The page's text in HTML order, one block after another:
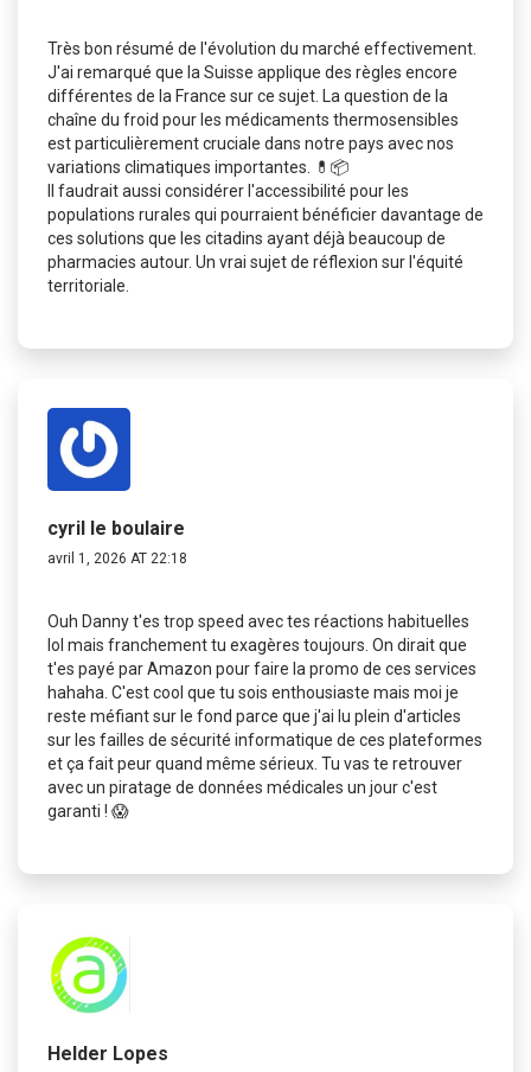
Très bon résumé de l'évolution du marché effectivement.
J'ai remarqué que la Suisse applique des règles encore
différentes de la France sur ce sujet. La question de la
chaîne du froid pour les médicaments thermosensibles
est particulièrement cruciale dans notre pays avec nos
variations climatiques importantes. 💊📦
Il faudrait aussi considérer l'accessibilité pour les
populations rurales qui pourraient bénéficier davantage de
ces solutions que les citadins ayant déjà beaucoup de
pharmacies autour. Un vrai sujet de réflexion sur l'équité
territoriale.
cyril le boulaire
avril 1, 2026 AT 22:18
Ouh Danny t'es trop speed avec tes réactions habituelles
lol mais franchement tu exagères toujours. On dirait que
t'es payé par Amazon pour faire la promo de ces services
hahaha. C'est cool que tu sois enthousiaste mais moi je
reste méfiant sur le fond parce que j'ai lu plein d'articles
sur les failles de sécurité informatique de ces plateformes
et ça fait peur quand même sérieux. Tu vas te retrouver
avec un piratage de données médicales un jour c'est
garanti ! 😱
Helder Lopes